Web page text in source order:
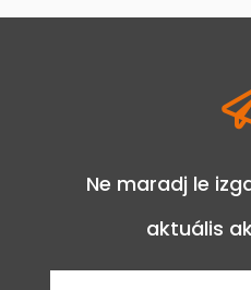
Ne maradj le
aktuális